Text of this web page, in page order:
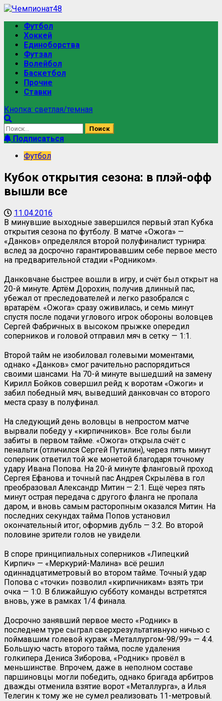
Футбол
Хоккей
Единоборства
Футзал
Волейбол
Баскетбол
Прочие
Ставки
Кнопка: светлая/темная
Подписаться
Футбол
Кубок открытия сезона: в плэй-офф
вышли все
11.04.2016
В минувшие выходные завершился первый этап Кубка
открытия сезона по футболу. В матче «Ожога» —
«Данков» определялся второй полуфиналист турнира:
вслед за досрочно гарантировавшим себе первое место
на предварительной стадии «Родником».
Данковчане быстрее вошли в игру, и счёт был открыт на
20-й минуте. Артём Дорохин, получив длинный пас,
убежал от преследователей и легко разобрался с
вратарём. «Ожога» сразу оживилась, и семь минут
спустя после подачи углового игрок обороны воловцев
Сергей Фабричных в высоком прыжке опередил
соперников и головой отправил мяч в сетку — 1:1.
Второй тайм не изобиловал голевыми моментами,
однако «Данков» смог рачительно распорядиться
своими шансами. На 70-й минуте вышедший на замену
Кирилл Бойков совершил рейд к воротам «Ожоги» и
забил победный мяч, выведший данковчан со второго
места сразу в полуфинал.
На следующий день воловцы в непростом матче
вырвали победу у «кирпичников». Все голы были
забиты в первом тайме. «Ожога» открыла счёт с
пенальти (отличился Сергей Путилин), через пять минут
соперник ответил той же монетой благодаря точному
удару Ивана Попова. На 20-й минуте фланговый проход
Сергея Ефанова и точный пас Андрея Скрылёва в гол
преобразовал Александр Митин — 2:1. Ещё через пять
минут острая передача с другого фланга не пропала
даром, и вновь самым расторопным оказался Митин. На
последних секундах тайма Попов установил
окончательный итог, оформив дубль — 3:2. Во второй
половине зрители голов не увидели.
В споре принципиальных соперников «Липецкий
Кирпич» — «Меркурий-Малина» всё решил
одиннадцатиметровый во втором тайме. Точный удар
Попова с «точки» позволил «кирпичникам» взять три
очка — 1:0. В ближайшую субботу команды встретятся
вновь, уже в рамках 1/4 финала.
Досрочно занявший первое место «Родник» в
последнем туре сыграл сверхрезультативную ничью с
поймавшим голевой кураж «Металлургом-98/99» — 4:4.
Большую часть второго тайма, после удаления
голкипера Дениса Зиборова, «Родник» провёл в
меньшинстве. Впрочем, даже в неполном составе
паршиновцы могли победить, однако бригада арбитров
дважды отменила взятие ворот «Металлурга», а Илья
Телегин к тому же не сумел реализовать 11-метровый.